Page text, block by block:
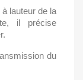
lauteur de la
il précise
du